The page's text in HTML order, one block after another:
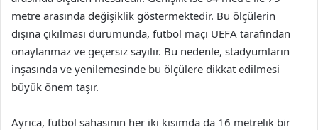
metre arasında değişiklik göstermektedir. Bu ölçülerin
dışına çıkılması durumunda, futbol maçı UEFA tarafından
onaylanmaz ve geçersiz sayılır. Bu nedenle, stadyumların
inşasında ve yenilemesinde bu ölçülere dikkat edilmesi
büyük önem taşır.
Ayrıca, futbol sahasının her iki kısımda da 16 metrelik bir